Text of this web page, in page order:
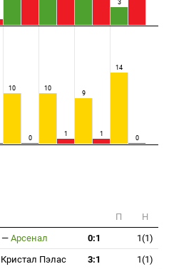
3
10
0
10
1
9
1
14
0
П
Н
— Арсенал 0:1
1(1)
Кристал Пэлас 3:1
1(1)